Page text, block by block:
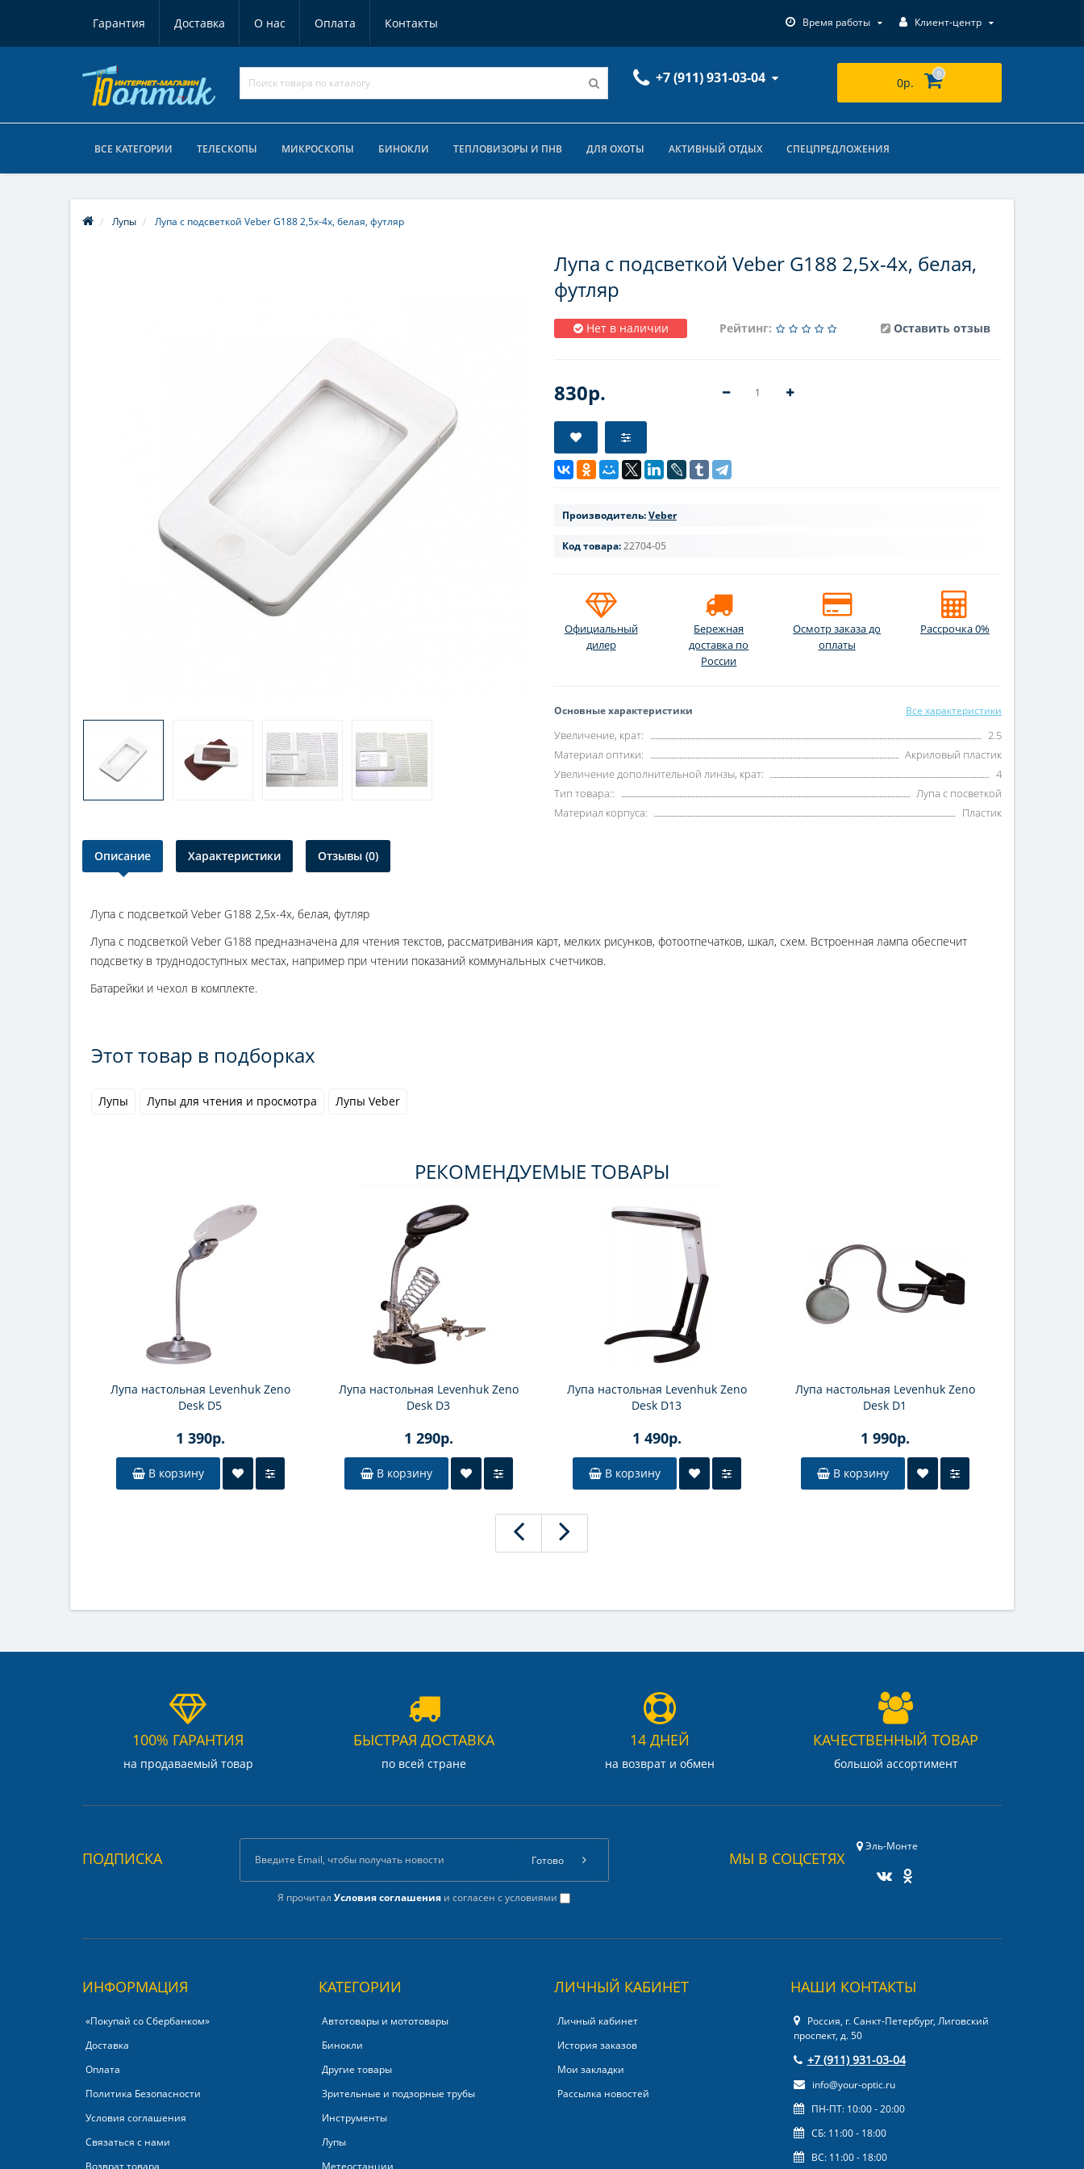
Гарантия Доставка О нас Оплата Контакты Время работы Клиент-центр
+7 (911) 931-03-04 0р.
0
ВСЕ КАТЕГОРИИ ТЕЛЕСКОПЫ МИКРОСКОПЫ БИНОКЛИ ТЕПЛОВИЗОРЫ И ПНВ ДЛЯ ОХОТЫ АКТИВНЫЙ ОТДЫХ СПЕЦПРЕДЛОЖЕНИЯ
Лупы Лупа с подсветкой Veber G188 2,5x-4x, белая, футляр
Лупа с подсветкой Veber G188 2,5x-4x, белая,
футляр
Нет в наличии Рейтинг: Оставить отзыв
830р.
Производитель:Veber
Код товара:22704-05
Официальный
дилер
Бережная
доставка по
России
Осмотр заказа до
оплаты
Рассрочка 0%
Основные характеристики Все характеристики
Увеличение, крат:
2.5
Материал оптики:
Акриловый пластик
Увеличение дополнительной линзы, крат:
4
Тип товара::
Лупа с посветкой
Материал корпуса:
Пластик
Описание Характеристики Отзывы (0)
Лупа с подсветкой Veber G188 2,5x-4x, белая, футляр
Лупа с подсветкой Veber G188 предназначена для чтения текстов, рассматривания карт, мелких рисунков, фотоотпечатков, шкал, схем. Встроенная лампа обеспечит
подсветку в труднодоступных местах, например при чтении показаний коммунальных счетчиков.
Батарейки и чехол в комплекте.
Этот товар в подборках
Лупы Лупы для чтения и просмотра Лупы Veber
РЕКОМЕНДУЕМЫЕ ТОВАРЫ
Лупа настольная Levenhuk Zeno
Desk D5
1 390р.
В корзину
Лупа настольная Levenhuk Zeno
Desk D3
1 290р.
В корзину
Лупа настольная Levenhuk Zeno
Desk D13
1 490р.
В корзину
Лупа настольная Levenhuk Zeno
Desk D1
1 990р.
В корзину
100% ГАРАНТИЯ
на продаваемый товар
БЫСТРАЯ ДОСТАВКА
по всей стране
14 ДНЕЙ
на возврат и обмен
КАЧЕСТВЕННЫЙ ТОВАР
большой ассортимент
ПОДПИСКА
Я прочиталУсловия соглашения и согласен с условиями
Готово МЫ В СОЦСЕТЯХ
Эль-Монте
ИНФОРМАЦИЯ
«Покупай со Сбербанком»‎
Доставка
Оплата
Политика Безопасности
Условия соглашения
Связаться с нами
Возврат товара
КАТЕГОРИИ
Автотовары и мототовары
Бинокли
Другие товары
Зрительные и подзорные трубы
Инструменты
Лупы
Метеостанции
ЛИЧНЫЙ КАБИНЕТ
Личный кабинет
История заказов
Мои закладки
Рассылка новостей
НАШИ КОНТАКТЫ
Россия, г. Санкт-Петербург, Лиговский
проспект, д. 50
+7 (911) 931-03-04
info@your-optic.ru
ПН-ПТ: 10:00 - 20:00
СБ: 11:00 - 18:00
ВС: 11:00 - 18:00